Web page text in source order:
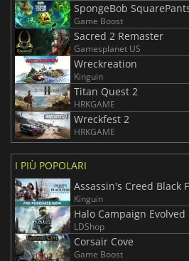
Game Boost
Sacred 2 Remaster
Gamesplanet US
Wreckreation
Kinguin
Titan Quest 2
HRKGAME
Wreckfest 2
HRKGAME
I PIÙ POPOLARI
Assassin's Creed Black
Kinguin
Halo Campaign Evolved
LDShop
Corsair Cove
Game Boost